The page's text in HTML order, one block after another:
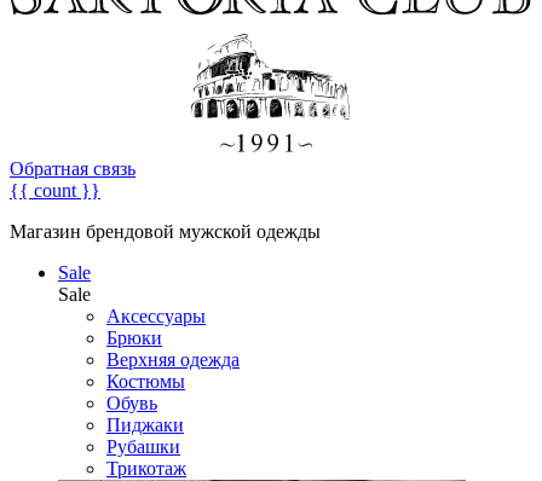
Обратная связь
{{ count }}
Магазин брендовой мужской одежды
Sale
Sale
Аксессуары
Брюки
Верхняя одежда
Костюмы
Обувь
Пиджаки
Рубашки
Трикотаж